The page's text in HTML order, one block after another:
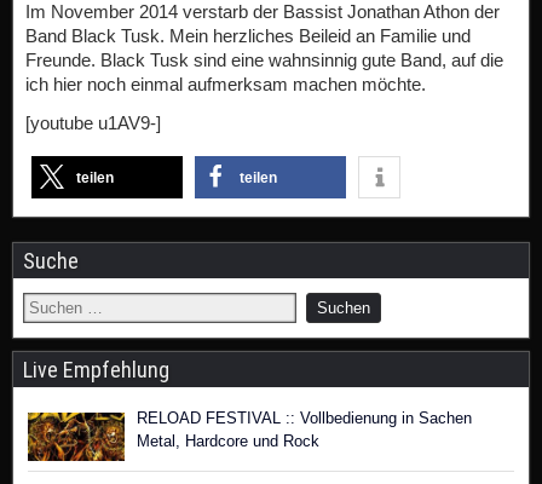
Im November 2014 verstarb der Bassist Jonathan Athon der
Band Black Tusk. Mein herzliches Beileid an Familie und
Freunde. Black Tusk sind eine wahnsinnig gute Band, auf die
ich hier noch einmal aufmerksam machen möchte.
[youtube u1AV9-]
teilen teilen
Suche
Live Empfehlung
RELOAD FESTIVAL :: Vollbedienung in Sachen
Metal, Hardcore und Rock